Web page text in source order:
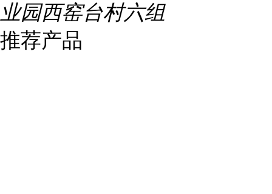
业园西窑台村六组
推荐产品